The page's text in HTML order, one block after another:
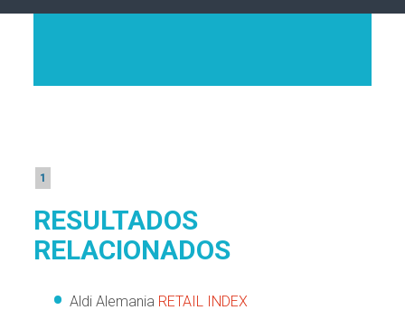
1
RESULTADOS
RELACIONADOS
Aldi Alemania RETAIL INDEX